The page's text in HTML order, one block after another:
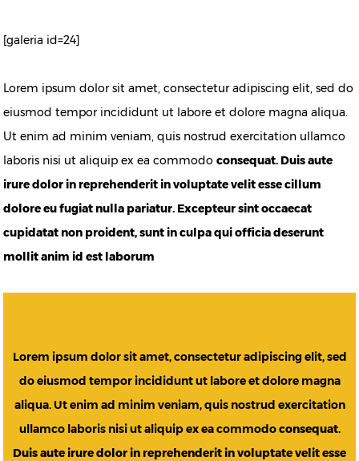
[galeria id=24]
Lorem ipsum dolor sit amet, consectetur adipiscing elit, sed do
eiusmod tempor incididunt ut labore et dolore magna aliqua.
Ut enim ad minim veniam, quis nostrud exercitation ullamco
laboris nisi ut aliquip ex ea commodoconsequat. Duis aute
irure dolor in reprehenderit in voluptate velit esse cillum
dolore eu fugiat nulla pariatur. Excepteur sint occaecat
cupidatat non proident, sunt in culpa qui officia deserunt
mollit anim id est laborum
Lorem ipsum dolor sit amet, consectetur adipiscing elit, sed
do eiusmod tempor incididunt ut labore et dolore magna
aliqua. Ut enim ad minim veniam, quis nostrud exercitation
ullamco laboris nisi ut aliquip ex ea commodoconsequat.
Duis aute irure dolor in reprehenderit in voluptate velit esse